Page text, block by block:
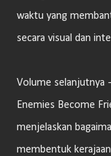
waktu yang
secara visual dan
Volume selanjutnya
Enemies Become
menjelaskan
membentuk